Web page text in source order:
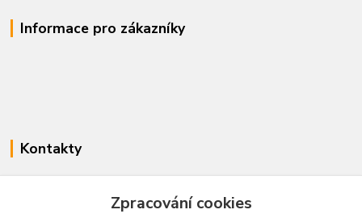
Informace pro zákazníky
Kontakty
Zpracování cookies